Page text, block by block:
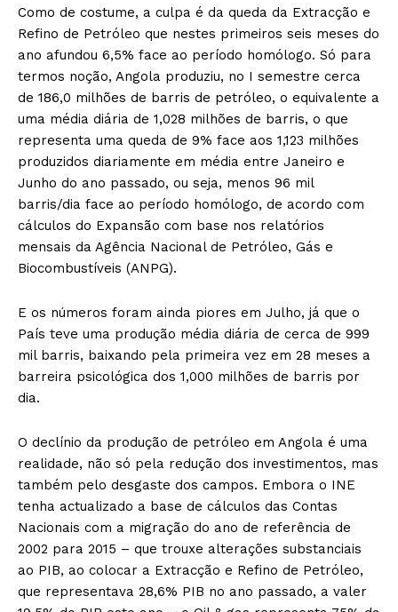
Como de costume, a culpa é da queda da Extracção e
Refino de Petróleo que nestes primeiros seis meses do
ano afundou 6,5% face ao período homólogo. Só para
termos noção, Angola produziu, no I semestre cerca
de 186,0 milhões de barris de petróleo, o equivalente a
uma média diária de 1,028 milhões de barris, o que
representa uma queda de 9% face aos 1,123 milhões
produzidos diariamente em média entre Janeiro e
Junho do ano passado, ou seja, menos 96 mil
barris/dia face ao período homólogo, de acordo com
cálculos do Expansão com base nos relatórios
mensais da Agência Nacional de Petróleo, Gás e
Biocombustíveis (ANPG).
E os números foram ainda piores em Julho, já que o
País teve uma produção média diária de cerca de 999
mil barris, baixando pela primeira vez em 28 meses a
barreira psicológica dos 1,000 milhões de barris por
dia.
O declínio da produção de petróleo em Angola é uma
realidade, não só pela redução dos investimentos, mas
também pelo desgaste dos campos. Embora o INE
tenha actualizado a base de cálculos das Contas
Nacionais com a migração do ano de referência de
2002 para 2015 – que trouxe alterações substanciais
ao PIB, ao colocar a Extracção e Refino de Petróleo,
que representava 28,6% PIB no ano passado, a valer